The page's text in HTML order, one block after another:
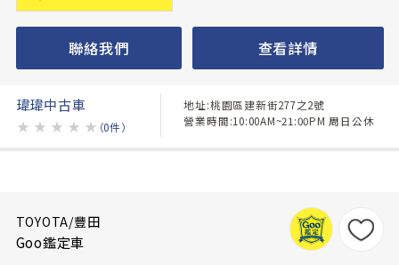
聯絡我們 查看詳情
瑋瑋中古車
★ ★ ★ ★ ★ （0件）
地址:桃園區建新街277之2號
營業時間:10:00AM~21:00PM 周日公休
TOYOTA/豐田
Goo鑑定車